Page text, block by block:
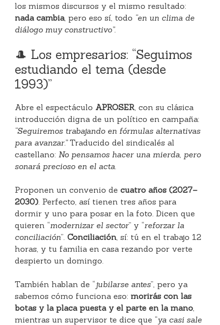
los mismos discursos y el mismo resultado:
nada cambia, pero eso sí, todo “en un clima de
diálogo muy constructivo”.
🎩 Los empresarios: “Seguimos
estudiando el tema (desde
1993)”
Abre el espectáculo APROSER , con su clásica
introducción digna de un político en campaña:
“Seguiremos trabajando en fórmulas alternativas
para avanzar.”Traducido del sindicalés al
castellano: No pensamos hacer una mierda, pero
sonará precioso en el acta
Proponen un convenio de cuatro años (2027–
2030) . Perfecto, así tienen tres años para
dormir y uno para posar en la foto. Dicen que
quieren “modernizar el sector” y “reforzar la
conciliación”. Conciliación , sí: tú en el trabajo 12
horas, y tu familia en casa rezando por verte
despierto un domingo.
También hablan de “ jubilarse antes”, pero ya
sabemos cómo funciona eso: morirás con las
botas y la placa puesta y el parte en la mano
mientras un supervisor te dice que “ya casi sale